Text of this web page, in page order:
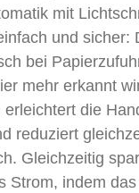
mit
und sicher:
bei
mehr erkannt
die
reduziert
Gleichzeitig
Strom, indem